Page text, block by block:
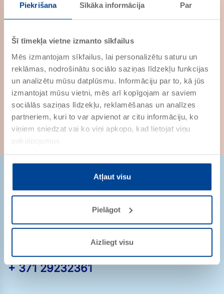
Piekrišana Sīkāka informācija Par
Šī tīmekļa vietne izmanto sīkfailus
Mēs izmantojam sīkfailus, lai personalizētu saturu un
reklāmas, nodrošinātu sociālo saziņas līdzekļu funkcijas
un analizētu mūsu datplūsmu. Informāciju par to, kā jūs
izmantojat mūsu vietni, mēs arī kopīgojam ar saviem
sociālās saziņas līdzekļu, reklamēšanas un analīzes
partneriem, kuri to var apvienot ar citu informāciju, ko
viņiem sniedzat vai ko viņi apkopo, kad lietojat viņu
pakalpojumus.
Atļaut visu
Pielāgot
Aizliegt visu
Mittelschicht-L…
PRECES NR. 713001
lazūras gels uz ūdens bāzes ar
ļoti augstu aizsardzību pret
ultravioleto starojumu, universāls
koksnei ārā un iekštelpās
MSL-40/sm-
Mittelschicht-Lasur …
PRECES NR. 724001
1010 Rīga
Latvija
+ 371 29232361